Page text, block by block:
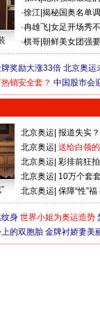
·徐江 揭秘国奥名单
·冉雄飞 女足开场秀
·棋哥 朝鲜美女团强
奖励大涨33倍 北京奥运
销安全套？ 中国股市会
北京奥运 报道失实
北京奥运 送给白领
北京奥运 彩排前狂
北京奥运 10万个套
北京奥运 保障“性”
身 世界小姐为奥运造势
的双胞胎 金牌衬娇妻美